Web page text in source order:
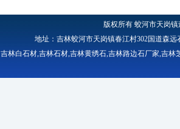
版权所有蛟河市天岗
地址：吉林蛟河市天岗镇春江村302国道森远
吉林白石材,吉林石材,吉林黄绣石,吉林路边石厂家,吉林